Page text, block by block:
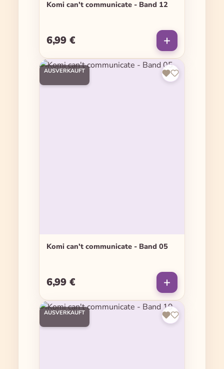
Komi can't communicate - Band 12
Regulärer Preis:
6,99 €
AUSVERKAUFT
Komi can't communicate - Band 05
Regulärer Preis:
6,99 €
AUSVERKAUFT